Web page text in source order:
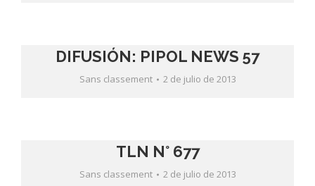
DIFUSIÓN: PIPOL NEWS 57
Sans classement 2 de julio de 2013
TLN N° 677
Sans classement 2 de julio de 2013